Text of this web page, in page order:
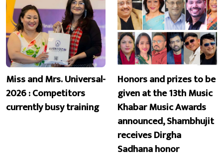
Miss and Mrs. Universal-
2026 : Competitors
currently busy training
Honors and prizes to be
given at the 13th Music
Khabar Music Awards
announced, Shambhujit
receives Dirgha
Sadhana honor